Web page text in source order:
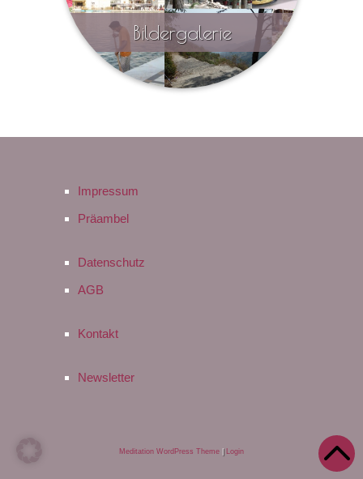
Bildergalerie
Impressum
Präambel
Datenschutz
AGB
Kontakt
Newsletter
Meditation WordPress Theme | Login